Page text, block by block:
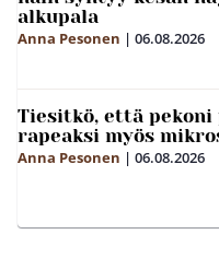
alkupala
Anna Pesonen | 06.08.2026
Tiesitkö, että pekoni
rapeaksi myös
Anna Pesonen | 06.08.2026